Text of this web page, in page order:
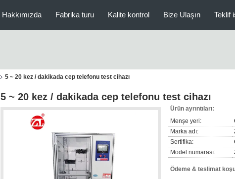
Hakkımızda Fabrika turu Kalite kontrol Bize Ulaşın Teklif
5 ~ 20 kez / dakikada cep telefonu test cihazı
5 ~ 20 kez / dakikada cep telefonu test cihazı
Ürün ayrıntıları:
Menşe yeri:
Marka adı:
Sertifika:
Model numarası:
Ödeme & teslimat